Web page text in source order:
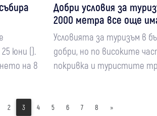
юни ().
на 8
Добри условия за
2000 метра все още
Условията за туризъм в
добри, но по високите
покривка и туристите
2 3 4 5 6 7 8 »